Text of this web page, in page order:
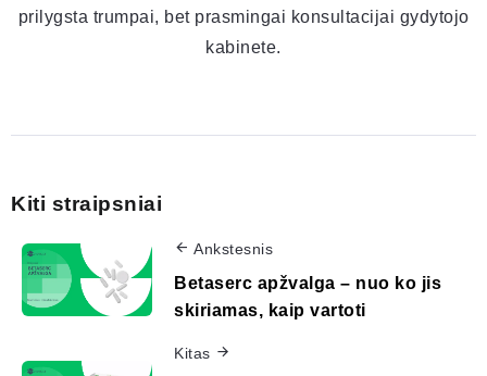
prilygsta trumpai, bet prasmingai konsultacijai gydytojo
kabinete.
Kiti straipsniai
Ankstesnis
Betaserc apžvalga – nuo ko jis
skiriamas, kaip vartoti
Kitas